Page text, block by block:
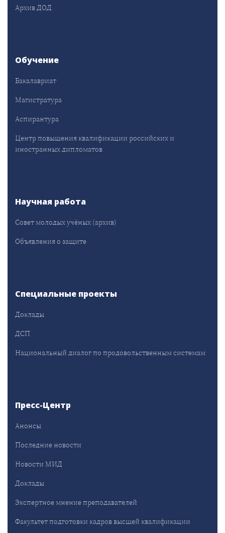
Архив ДОД
Обучение
Бакалавриат
Магистратура
Аспирантура
Центр повышения квалификации российских и
иностранных дипломатов
Научная работа
Совет молодых учёных (архив)
Объявления о защите
Специальные проекты
Доклады
ДСП
Национальный диалог по продовольственным системам
Пресс-Центр
Анонсы
Последние новости
Новости МИД
Доклады
Экспертное мнение преподавателей
Факультет подготовки кадров высшей квалификации